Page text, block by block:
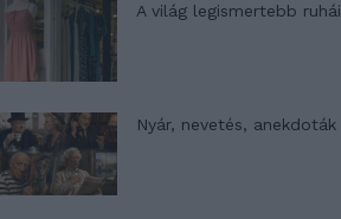
A világ legismertebb ruhái
Nyár, nevetés, anekdoták